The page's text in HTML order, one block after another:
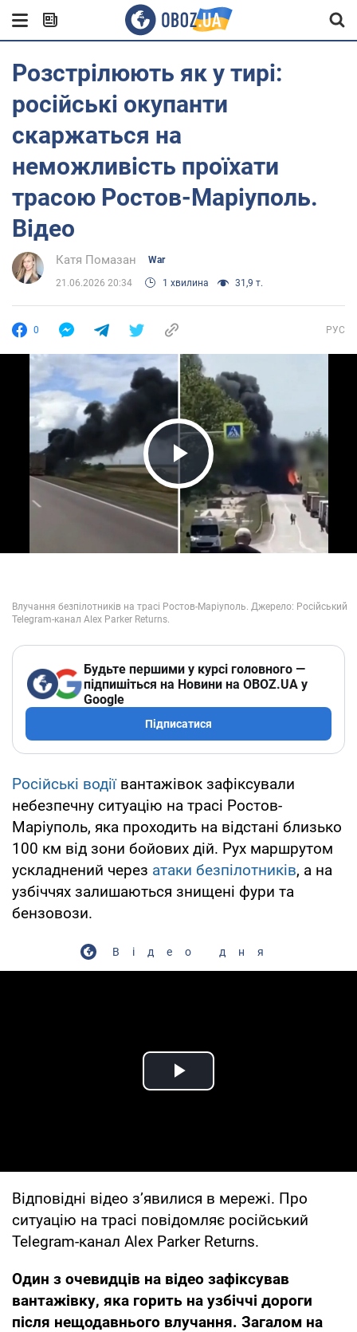
Розстрілюють як у тирі:
російські окупанти
скаржаться на
неможливість проїхати
трасою Ростов-Маріуполь.
Відео
Катя Помазан War
21.06.2026 20:34 1 хвилина 31,9 т.
0 РУС
Play Video
Будьте першими у курсі головного —
підпишіться на Новини на OBOZ.UA у
Google
Підписатися
Російські водіївантажівок зафіксували
небезпечну ситуацію на трасі Ростов-
Маріуполь, яка проходить на відстані близько
100 км від зони бойових дій. Рух маршрутом
ускладнений через атаки безпілотників, а на
узбіччях залишаються знищені фури та
бензовози.
Відео дня
Play Video
Відповідні відео з’явилися в мережі. Про
ситуацію на трасі повідомляє російський
Telegram-канал Alex Parker Returns.
Один з очевидців на відео зафіксував
вантажівку, яка горить на узбіччі дороги
після нещодавнього влучання. Загалом на